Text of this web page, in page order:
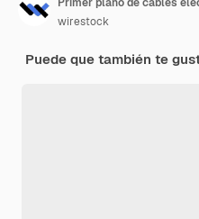
wirestock
Puede que también te